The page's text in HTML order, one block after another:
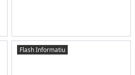
Flash Informatiu